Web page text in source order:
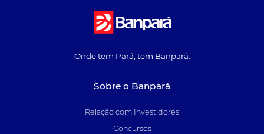
Onde tem Pará, tem Banpará.
Sobre o Banpará
Relação com Investidores
Concursos